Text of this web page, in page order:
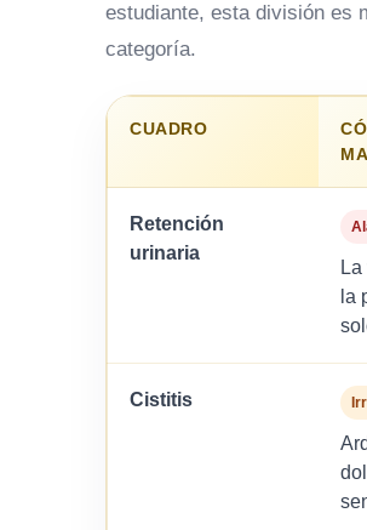
estudiante, esta división es
categoría.
CUADRO
Retención
urinaria
la
Cistitis